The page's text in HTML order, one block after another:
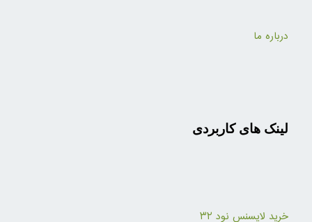
درباره ما
لینک های کاربردی
خرید لایسنس نود ۳۲